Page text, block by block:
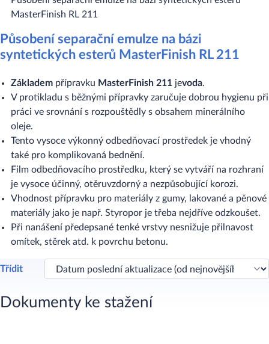
MasterFinish RL 211
Působení separační emulze na bázi
syntetických esterů MasterFinish RL 211
Základem přípravku MasterFinish 211 jevoda.
V protikladu s běžnými přípravky zaručuje dobrou hygienu při
práci ve srovnání s rozpouštědly s obsahem minerálního
oleje.
Tento vysoce výkonný odbedňovací prostředek je vhodný
také pro komplikovaná bednění.
Film odbedňovacího prostředku, který se vytváří na rozhraní
je vysoce účinný, otěruvzdorný a nezpůsobující korozi.
Vhodnost přípravku pro materiály z gumy, lakované a pěnové
materiály jako je např. Styropor je třeba nejdříve odzkoušet.
Při nanášení předepsané tenké vrstvy nesnižuje přilnavost
omítek, stěrek atd. k povrchu betonu.
Třídit
Dokumenty ke stažení